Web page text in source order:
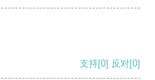
支持[0] 反对[0]